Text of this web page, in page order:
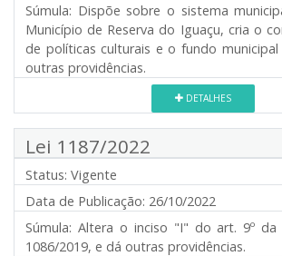
Súmula: Dispõe sobre o sistema
Município de Reserva do Iguaçu, cria o
de políticas culturais e o fundo
outras providências.
DETALHES
Lei 1187/2022
Status: Vigente
Data de Publicação: 26/10/2022
Súmula: Altera o inciso "I" do art. 9º da
1086/2019, e dá outras providências.